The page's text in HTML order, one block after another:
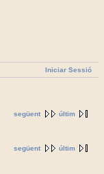
Iniciar Sessió
següent últim
següent últim